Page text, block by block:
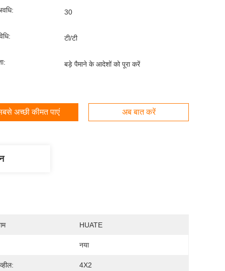
30
टी/टी
बड़े पैमाने के आदेशों को पूरा करें
अच्छी कीमत पाएं अब बात करें
HUATE
नया
4X2